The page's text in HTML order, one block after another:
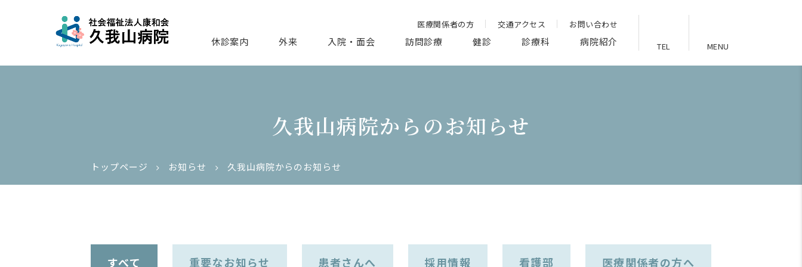
医療関係者の方 交通アクセス お問い合わせ
休診案内 外来 入院・面会 訪問診療 健診 診療科 病院紹介 TEL MENU
久我山病院からのお知らせ
トップページ お知らせ 久我山病院からのお知らせ
すべて 重要なお知らせ 患者さんへ 採用情報 看護部 医療関係者の方へ